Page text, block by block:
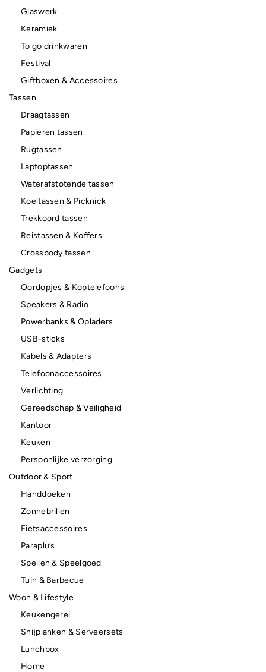
Glaswerk
Keramiek
To go drinkwaren
Festival
Giftboxen & Accessoires
Tassen
Draagtassen
Papieren tassen
Rugtassen
Laptoptassen
Waterafstotende tassen
Koeltassen & Picknick
Trekkoord tassen
Reistassen & Koffers
Crossbody tassen
Gadgets
Oordopjes & Koptelefoons
Speakers & Radio
Powerbanks & Opladers
USB-sticks
Kabels & Adapters
Telefoonaccessoires
Verlichting
Gereedschap & Veiligheid
Kantoor
Keuken
Persoonlijke verzorging
Outdoor & Sport
Handdoeken
Zonnebrillen
Fietsaccessoires
Paraplu’s
Spellen & Speelgoed
Tuin & Barbecue
Woon & Lifestyle
Keukengerei
Snijplanken & Serveersets
Lunchbox
Home